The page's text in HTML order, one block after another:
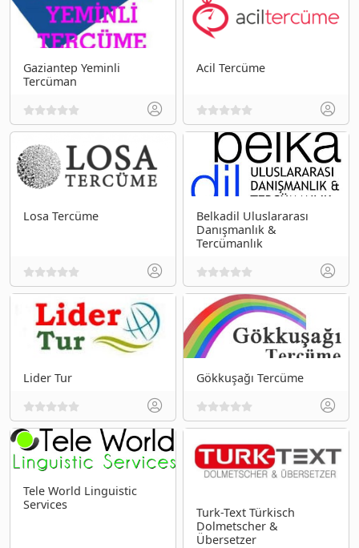
Gaziantep Yeminli
Tercüman
Acil Tercüme
Losa Tercüme
Belkadil Uluslararası
Danışmanlık &
Tercümanlık
Lider Tur Gökkuşağı Tercüme
Tele World Linguistic
Services
Turk-Text Türkisch
Dolmetscher &
Übersetzer